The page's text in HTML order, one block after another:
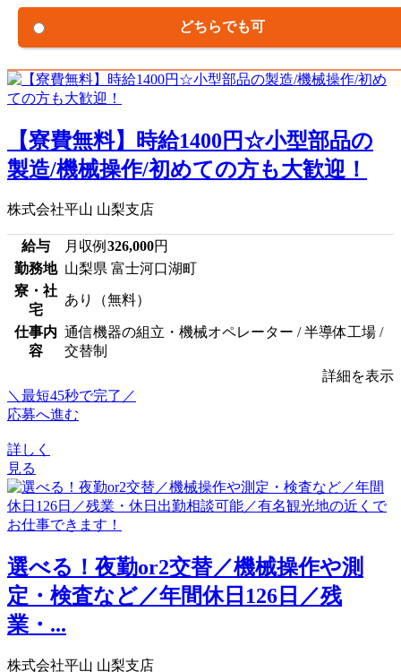
どちらでも可
【寮費無料】時給1400円☆小型部品の
製造/機械操作/初めての方も大歓迎！
株式会社平山 山梨支店
給与 月収例 326,000円
勤務地 山梨県 富士河口湖町
寮・社
宅
あり（無料）
仕事内
容
通信機器の組立・機械オペレーター / 半導体工場 /
交替制
詳細を表示
＼最短45秒で完了／
応募へ進む
詳しく
見る
選べる！夜勤or2交替／機械操作や測
定・検査など／年間休日126日／残
業・...
株式会社平山 山梨支店